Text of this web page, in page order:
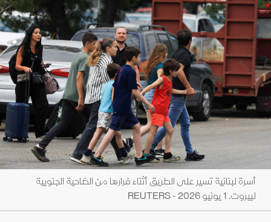
أسرة لبنانية تسير على الطريق أثناء فرارها من الضاحية الجنوبية
لبيروت. 1 يونيو 2026 - REUTERS